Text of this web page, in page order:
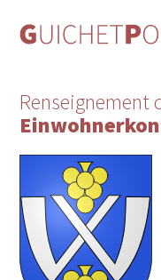
Renseignement